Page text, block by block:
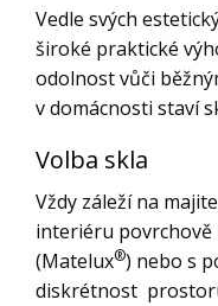
Vedle svých
široké praktické
odolnost vůči
v domácnosti staví
Volba skla
Vždy záleží na
interiéru povrchově
(Matelux®) nebo s
diskrétnost